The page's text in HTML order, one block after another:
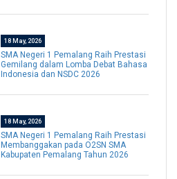
18 May, 2026
SMA Negeri 1 Pemalang Raih Prestasi
Gemilang dalam Lomba Debat Bahasa
Indonesia dan NSDC 2026
18 May, 2026
SMA Negeri 1 Pemalang Raih Prestasi
Membanggakan pada O2SN SMA
Kabupaten Pemalang Tahun 2026